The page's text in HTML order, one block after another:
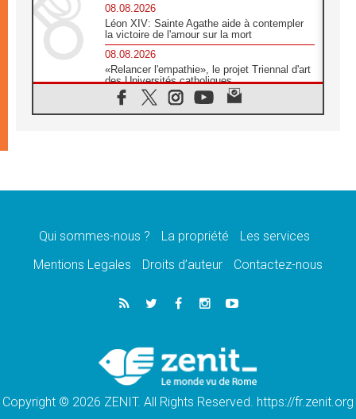
08.08.2026
Léon XIV: Sainte Agathe aide à contempler
la victoire de l'amour sur la mort
08.08.2026
«Relancer l'empathie», le projet Triennal d'art
des Universités catholiques
08.08.2026
Signis 2026, donner la parole aux religieuses
07.08.2026
07.08.2026
de l'Assomption et mémoire nationale
«La paix commence par l'empathie» estime
le cardinal Parolin
En Colombie, «la paix ne s'achète pas avec
une signature»
Qui sommes-nous ? La propriété
Les services
Mentions Legales
Droits d’auteur Contactez-nous
Copyright © 2026 ZENIT. All Rights Reserved. https://fr.zenit.org